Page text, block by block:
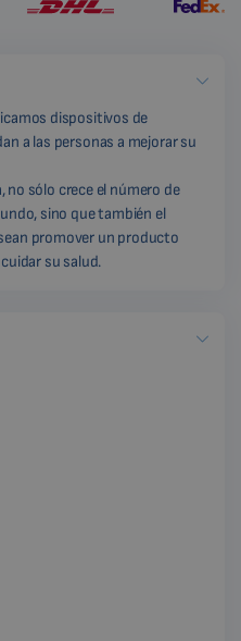
dispositivos de
a las personas a mejorar su
no sólo crece el número de
sino que también el
promover un producto
su salud.